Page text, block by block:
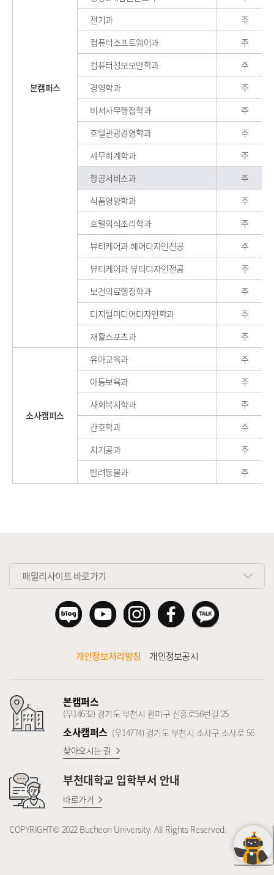
본캠퍼스
전기과
주
컴퓨터소프트웨어과
주
컴퓨터정보보안학과
주
경영학과
주
비서사무행정학과
주
호텔관광경영학과
주
세무회계학과
주
항공서비스과
주
식품영양학과
주
호텔외식조리학과
주
뷰티케어과 헤어디자인전공
주
뷰티케어과 뷰티디자인전공
주
보건의료행정학과
주
디지털미디어디자인학과
주
재활스포츠과
주
소사캠퍼스
유아교육과
주
아동보육과
주
사회복지학과
주
간호학과
주
치기공과
주
반려동물과
주
패밀리사이트 바로가기
개인정보처리방침 개인정보공시
본캠퍼스
(우14632) 경기도 부천시 원미구 신흥로56번길 25
소사캠퍼스 (우14774) 경기도 부천시 소사구 소사로 56
찾아오시는 길
부천대학교 입학부서 안내
바로가기
COPYRIGHT© 2022 Bucheon University. All Rights Reserved.